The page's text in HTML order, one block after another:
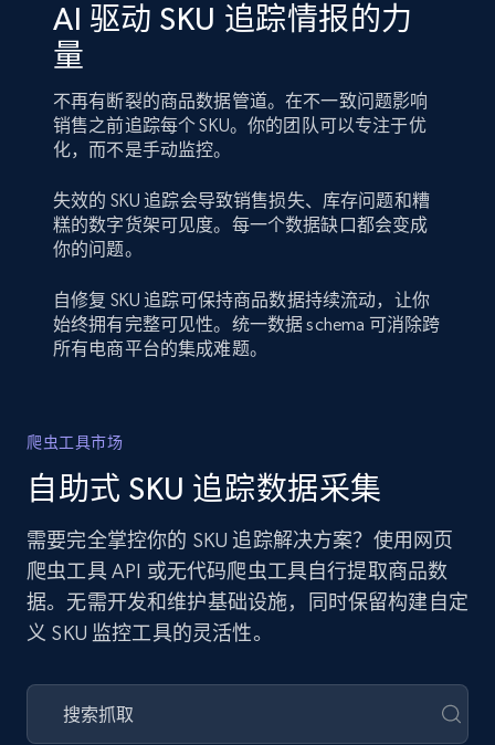
AI 驱动 SKU 追踪情报的力
量
不再有断裂的商品数据管道。在不一致问题影响
销售之前追踪每个 SKU。你的团队可以专注于优
化，而不是手动监控。
失效的 SKU 追踪会导致销售损失、库存问题和糟
糕的数字货架可见度。每一个数据缺口都会变成
你的问题。
自修复 SKU 追踪可保持商品数据持续流动，让你
始终拥有完整可见性。统一数据 schema 可消除跨
所有电商平台的集成难题。
爬虫工具市场
自助式 SKU 追踪数据采集
需要完全掌控你的 SKU 追踪解决方案？使用网页
爬虫工具 API 或无代码爬虫工具自行提取商品数
据。无需开发和维护基础设施，同时保留构建自定
义 SKU 监控工具的灵活性。